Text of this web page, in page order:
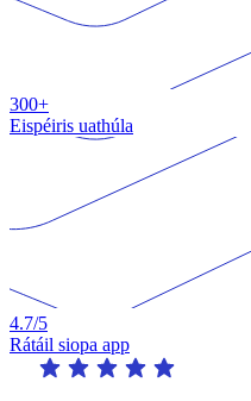
300+
Eispéiris uathúla
4.7/5
Rátáil siopa app